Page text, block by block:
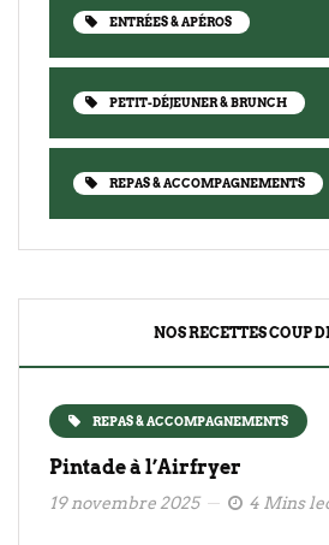
ENTRÉES & APÉROS
PETIT-DÉJEUNER & BRUNCH
REPAS & ACCOMPAGNEMENTS
NOS RECETTES COUP
REPAS & ACCOMPAGNEMENTS
Pintade à l’Airfryer
19 novembre 2025 4 Mins